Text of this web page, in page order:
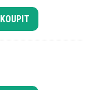
KOUPIT